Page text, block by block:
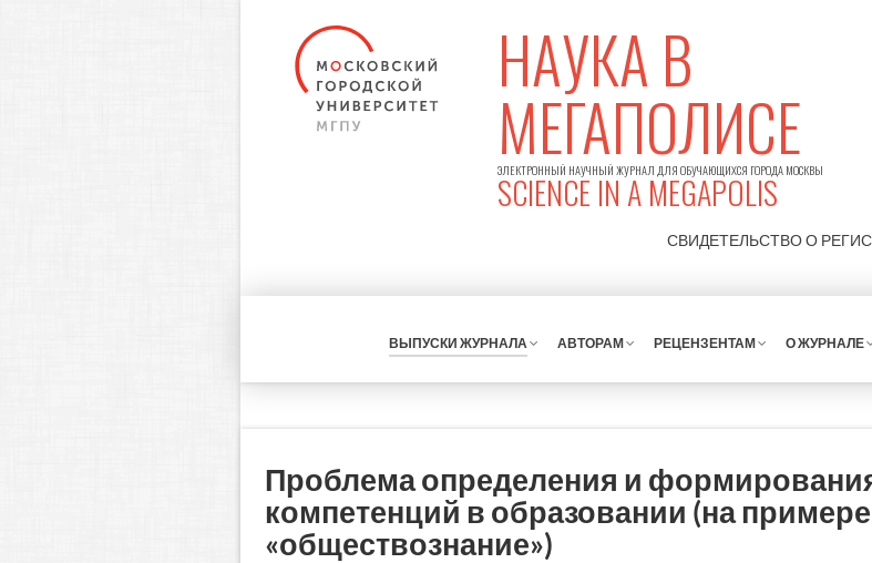
НАУКА В
МЕГАПОЛИСЕ
ЭЛЕКТРОННЫЙ НАУЧНЫЙ ЖУРНАЛ ДЛЯ ОБУЧАЮЩИХСЯ ГОРОДА МОСКВЫ
SCIENCE IN A MEGAPOLIS
СВИДЕТЕЛЬСТВО О
ВЫПУСКИ ЖУРНАЛА АВТОРАМ РЕЦЕНЗЕНТАМ О ЖУРНАЛЕ
Проблема определения и
компетенций в образовании (на
«обществознание»)